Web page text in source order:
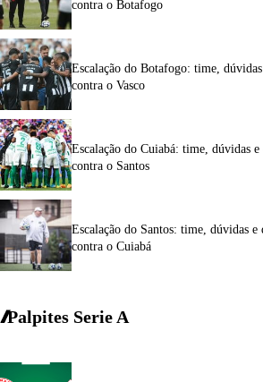
contra o Botafogo
Escalação do Botafogo: time,
contra o Vasco
Escalação do Cuiabá: time, dúvidas e
contra o Santos
Escalação do Santos: time, dúvidas e
contra o Cuiabá
Palpites Serie A